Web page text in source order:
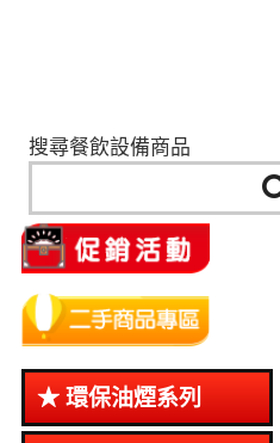
搜尋餐飲設備商品
環保油煙系列